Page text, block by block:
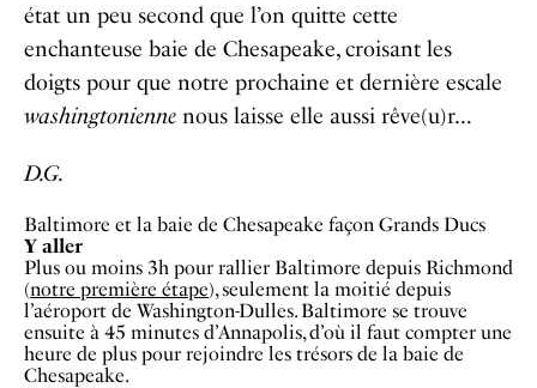
état un peu second que l’on quitte cette
enchanteuse baie de Chesapeake, croisant les
doigts pour que notre prochaine et dernière escale
washingtonienne nous laisse elle aussi rêve(u)r…
D.G.
Baltimore et la baie de Chesapeake façon Grands Ducs
Y aller
Plus ou moins 3h pour rallier Baltimore depuis Richmond
(notre première étape), seulement la moitié depuis
l’aéroport de Washington-Dulles. Baltimore se trouve
ensuite à 45 minutes d’Annapolis, d’où il faut compter une
heure de plus pour rejoindre les trésors de la baie de
Chesapeake.